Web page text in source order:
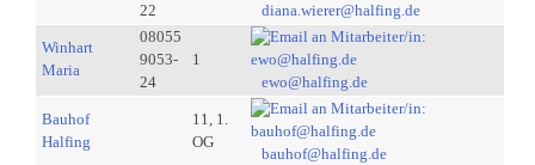
22
diana.wierer@halfing.de
Winhart
Maria
08055
9053-
24
1
ewo@halfing.de
Bauhof
Halfing
11, 1.
OG
bauhof@halfing.de